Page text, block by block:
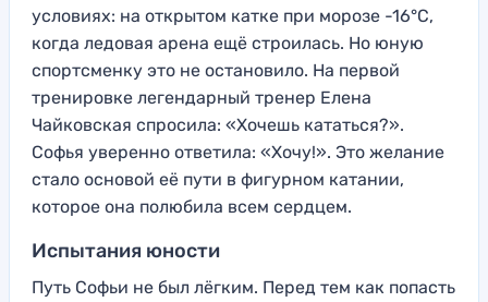
условиях: на открытом катке при морозе -16°C,
когда ледовая арена ещё строилась. Но юную
спортсменку это не остановило. На первой
тренировке легендарный тренер Елена
Чайковская спросила: «Хочешь кататься?».
Софья уверенно ответила: «Хочу!». Это желание
стало основой её пути в фигурном катании,
которое она полюбила всем сердцем.
Испытания юности
Путь Софьи не был лёгким. Перед тем как попасть